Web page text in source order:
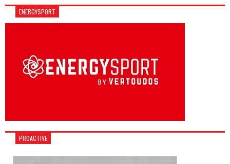
ENERGYSPORT
PROACTIVE